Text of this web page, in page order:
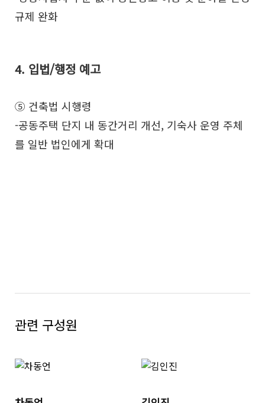
공유하기
규제 완화
4. 입법/행정 예고
⑤ 건축법 시행령
-공동주택 단지 내 동간거리 개선, 기숙사 운영 주체
를 일반 법인에게 확대
관련 구성원